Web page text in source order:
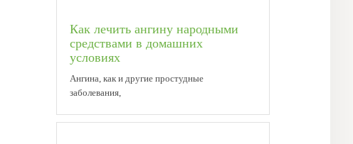
Как лечить ангину народными
средствами в домашних
условиях
Ангина, как и другие простудные
заболевания,